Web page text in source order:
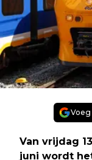
Voeg
Van vrijdag
juni wordt